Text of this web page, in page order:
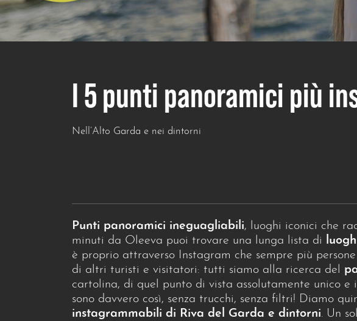
I 5 punti panoramici più
Nell’Alto Garda e nei dintorni
Punti panoramici ineguagliabili, luoghi iconici che
minuti da Oleeva puoi trovare una lunga lista di
è proprio attraverso Instagram che sempre più
di altri turisti e visitatori: tutti siamo alla ricerca del
cartolina, di quel punto di vista assolutamente unico
sono davvero così, senza trucchi, senza filtri! Diamo
instagrammabili di Riva del Garda e dintorni. Un